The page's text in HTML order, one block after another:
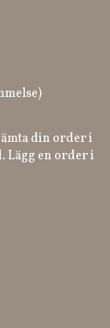
din order i
Lägg en order i